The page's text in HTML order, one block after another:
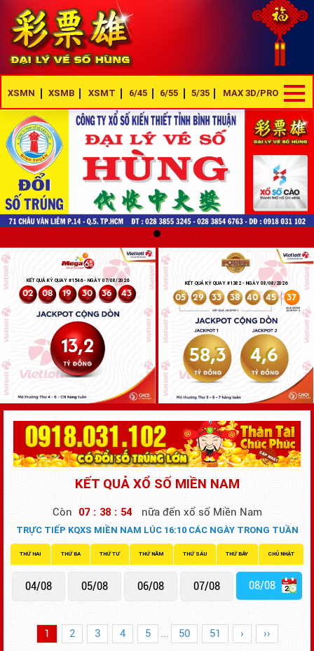
XSMN XSMB XSMT 6/45 6/55 5/35 MAX 3D/PRO
KẾT QUẢ KỲ QUAY #1546 - NGÀY 07/08/2026
02 08 19 30 36 43
13,2
KẾT QUẢ KỲ QUAY #1382 - NGÀY 08/08/2026
05 29 33 38 40 45 37
58,3 4,6
KẾT QUẢ XỔ SỐ MIỀN NAM
Còn 07 : 38 : 5 nữa đến xổ số Miền Nam
TRỰC TIẾP KQXS MIỀN NAM LÚC 16:10 CÁC NGÀY TRONG TUẦN
THỨ HAI THỨ BA THỨ TƯ THỨ NĂM THỨ SÁU THỨ BẢY CHỦ NHẬT
04/08 05/08 06/08 07/08 08/08
1 2 3 4 5 50 51 › ››